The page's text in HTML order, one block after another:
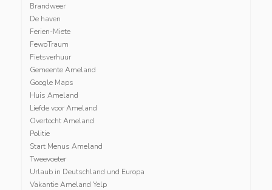
Brandweer
De haven
Ferien-Miete
FewoTraum
Fietsverhuur
Gemeente Ameland
Google Maps
Huis Ameland
Liefde voor Ameland
Overtocht Ameland
Politie
Start Menus Ameland
Tweevoeter
Urlaub in Deutschland und Europa
Vakantie Ameland Yelp